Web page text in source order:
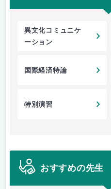
異文化コミュニケ
ーション
国際経済特論
特別演習
おすすめの先生